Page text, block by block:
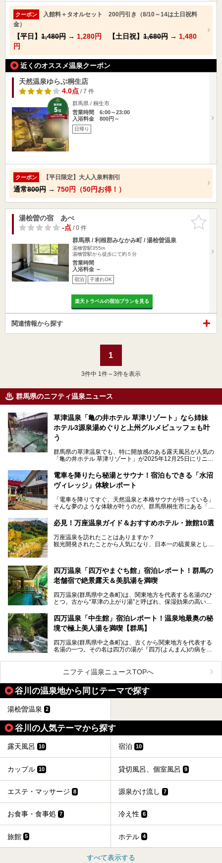
クーポン
入館料＋タオルセット 200円引き（8/10～14は土日祝料
金）
【平日】 1,480円 → 1,280円 【土日祝】 1,680円 → 1,480
円
近くのオススメ温泉クーポン
天然温泉ゆらぶ桐生店
4.0点/ 7 件
群馬県 / 桐生市
営業時間 6:00～23:00
入浴料金 800円～
日帰り
クーポン 【平日限定】大人入泉料割引
通常800円 → 750円（50円お得！）
お気に入
りに追加
湯桧曽の宿 あべ
-点/ 0 件
群馬県 / 利根郡みなかみ町 / 湯桧曽温泉
湯檜曽駅355m
湯檜曽駅から徒歩にて約５分
営業時間
入浴料金 ～
宿泊 子連れOK
楽天トラベルの宿泊プランを見る
関連情報から探す
1
3件中 1件～3件を表示
群馬県のニフティ温泉ニュース
草津温泉「亀の井ホテル 草津リゾート」なら姉妹
ホテル3源泉湯めぐりと上州グルメビュッフェも叶
う
群馬県の草津温泉でも、特に開放感のある露天風呂が人気の
「亀の井ホテル 草津リゾート」が2025年12月25日にリニュ
ロビーや客室が綺麗になって、上州グルメにこだわったビュ
ッフェも人気！アクセスはシャトルバスで楽々、さらに草津
温泉にある姉妹ホテルの「草津温泉 大東舘」「亀の井ホテ
今回はそんな「亀の井ホテル 草津リゾート」を徹底レポー
───
提供元：アイコニア・ホスピタリティ株式会社【PR】
この記事は亀の井ホテル 草津リゾートのPR記事です。
電車を降りたら秘湯とサウナ！宿泊もできる「水沼
ヴィレッジ」体験レポート
「電車を降りてすぐ、天然温泉と本格サウナが待っている」
そんな夢のような体験が叶うのが、群馬県桐生市にある「駅
日帰り温泉の「水沼の湯」と宿泊もできる「サウナの森」、
２つのエリアがあります。
今回は、その中でも特にユニークな駅直結の「水沼の湯」の
魅力に焦点を当て、温泉好き、サウナー、そして電車旅好き
必見！万座温泉ガイド＆おすすめホテル・旅館10選
万座温泉を訪れたことはありますか？
観光開発されたことから人気になり、日本一の硫黄泉として
も多いかもしれません。
そこで筆者である私が実際に行ってみました！万座温泉の楽
しみ方や周辺の観光地を解説します。
また、日帰り入浴できる温泉から混浴可能な温泉まで、おす
すめの入浴施設もご紹介します！
四万温泉「四万やまぐち館」宿泊レポート！群馬の
老舗宿で絶景露天＆美肌湯を満喫
四万温泉(群馬県中之条町)は、関東地方を代表する名湯のひ
とつ。古から“草津の上がり湯”と呼ばれ、保湿効果の高い美
「四万やまぐち館」は、この地を代表する旅館の一つ。日帰
り入浴も可能ですが、やはり宿泊してじっくり楽しむのがベ
肌湯をはじめ、館内の魅力をたっぷりとご紹介します！
四万温泉「中生館」宿泊レポート！温泉地最奥の秘
境で極上美人湯を満喫【群馬】
四万温泉(群馬県中之条町)は、古くから関東地方を代表する
名湯の一つ。その名は四万の湯が『四万(よんまん)の病を癒
観光客で賑わう人気温泉地です。
「中生館」は四万温泉最奥に位置し、秘境感漂う老舗宿。泉
質の良さ(特に美人湯効果)に定評があり、知る人ぞ知る穴場
的存在です。今回は筆者自ら宿泊し、自慢の温泉をはじめ食
事・客室・共有スペースなど、宿の全貌を徹底紹介します。
ニフティ温泉ニュースTOPへ
谷川の温泉地から同じテーマで探す
湯桧曽温泉 2
谷川の人気テーマから探す
露天風呂 10 宿泊 10
カップル 10 貸切風呂、個室風呂 9
エステ・マッサージ 8 源泉かけ流し 7
お食事・食事処 7 冷え性 6
旅館 5 ホテル 4
すべて表示する